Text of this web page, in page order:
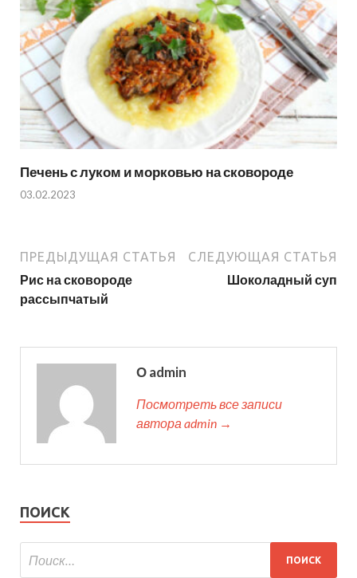
Печень с луком и морковью на сковороде
03.02.2023
ПРЕДЫДУЩАЯ СТАТЬЯ
Рис на сковороде
рассыпчатый
СЛЕДУЮЩАЯ СТАТЬЯ
Шоколадный суп
О admin
Посмотреть все записи
автора admin →
ПОИСК